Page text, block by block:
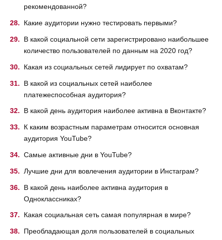
рекомендованной?
Какие аудитории нужно тестировать первыми?
В какой социальной сети зарегистрировано наибольшее
количество пользователей по данным на 2020 год?
Какая из социальных сетей лидирует по охватам?
В какой из социальных сетей наиболее
платежеспособная аудитория?
В какой день аудитория наиболее активна в Вконтакте?
К каким возрастным параметрам относится основная
аудитория YouTube?
Самые активные дни в YouTube?
Лучшие дни для вовлечения аудитории в Инстаграм?
В какой день наиболее активна аудитория в
Одноклассниках?
Какая социальная сеть самая популярная в мире?
Преобладающая доля пользователей в социальных